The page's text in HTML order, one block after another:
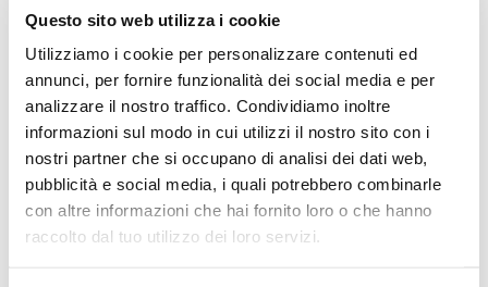
Questo sito web utilizza i cookie
Utilizziamo i cookie per personalizzare contenuti ed
annunci, per fornire funzionalità dei social media e per
analizzare il nostro traffico. Condividiamo inoltre
informazioni sul modo in cui utilizzi il nostro sito con i
nostri partner che si occupano di analisi dei dati web,
pubblicità e social media, i quali potrebbero combinarle
con altre informazioni che hai fornito loro o che hanno
raccolto dal tuo utilizzo dei loro servizi.